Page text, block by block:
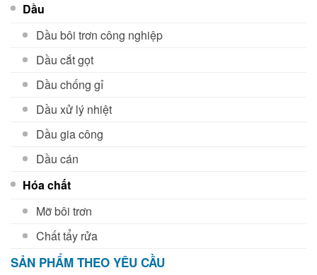
Dầu
Dầu bôi trơn công nghiệp
Dầu cắt gọt
Dầu chống gỉ
Dầu xử lý nhiệt
Dầu gia công
Dầu cán
Hóa chất
Mỡ bôi trơn
Chất tẩy rửa
SẢN PHẨM THEO YÊU CẦU